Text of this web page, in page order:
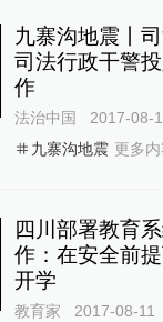
九寨沟地震丨
司法行政干警
作
法治中国
2017-08-
九寨沟地震 更多
四川部署教育
作：在安全前
开学
教育家
2017-08-11